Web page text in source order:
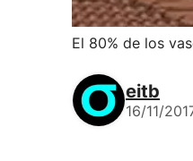
El 80% de los
eitb
16/11/